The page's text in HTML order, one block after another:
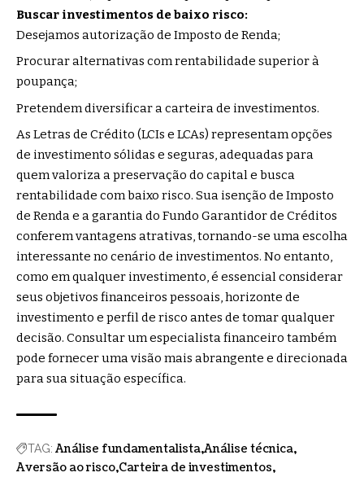
Buscar investimentos de baixo risco:
Desejamos autorização de Imposto de Renda;
Procurar alternativas com rentabilidade superior à
poupança;
Pretendem diversificar a carteira de investimentos.
As Letras de Crédito (LCIs e LCAs) representam opções
de investimento sólidas e seguras, adequadas para
quem valoriza a preservação do capital e busca
rentabilidade com baixo risco. Sua isenção de Imposto
de Renda e a garantia do Fundo Garantidor de Créditos
conferem vantagens atrativas, tornando-se uma escolha
interessante no cenário de investimentos. No entanto,
como em qualquer investimento, é essencial considerar
seus objetivos financeiros pessoais, horizonte de
investimento e perfil de risco antes de tomar qualquer
decisão. Consultar um especialista financeiro também
pode fornecer uma visão mais abrangente e direcionada
para sua situação específica.
TAG: Análise fundamentalista Análise técnica
Aversão ao risco Carteira de investimentos